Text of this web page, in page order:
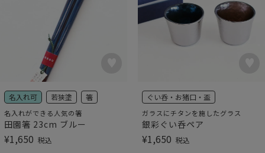
名入れ可 若狭塗 箸
名入れができる人気の箸
田園箸 23cm ブルー
¥1,650 税込
ぐい呑・お猪口・盃
ガラスにチタンを施したグラス
銀彩ぐい呑ペア
¥1,650 税込